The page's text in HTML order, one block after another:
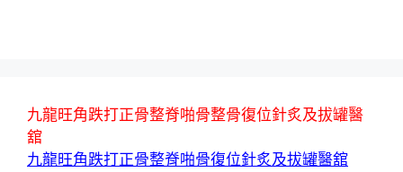
九龍旺角跌打正骨整脊啪骨整骨復位針炙及拔罐醫
舘
九龍旺角跌打正骨整脊啪骨復位針炙及拔罐醫舘